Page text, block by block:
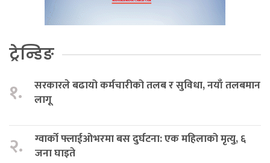
ट्रेन्डिङ
१.
सरकारले बढायो कर्मचारीको तलब र सुविधा, नयाँ तलबमान
लागू
२.
ग्वार्को फ्लाईओभरमा बस दुर्घटना: एक महिलाको मृत्यु, ६
जना घाइते